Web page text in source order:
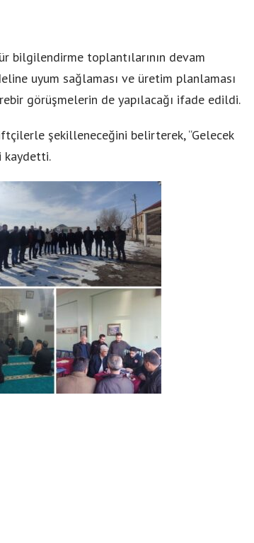
bilgilendirme toplantılarının devam
uyum sağlaması ve üretim planlaması
görüşmelerin de yapılacağı ifade edildi.
şekilleneceğini belirterek, “Gelecek
kaydetti.